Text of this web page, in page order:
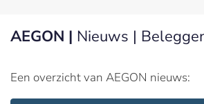
AEGON | Nieuws |
Een overzicht van AEGON nieuws: